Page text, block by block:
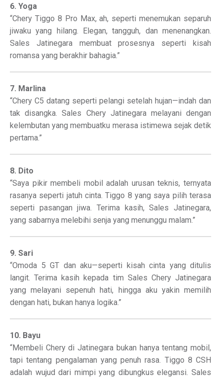
6. Yoga
“Chery Tiggo 8 Pro Max, ah, seperti menemukan separuh
jiwaku yang hilang. Elegan, tangguh, dan menenangkan.
Sales Jatinegara membuat prosesnya seperti kisah
romansa yang berakhir bahagia.”
7. Marlina
“Chery C5 datang seperti pelangi setelah hujan—indah dan
tak disangka. Sales Chery Jatinegara melayani dengan
kelembutan yang membuatku merasa istimewa sejak detik
pertama.”
8. Dito
“Saya pikir membeli mobil adalah urusan teknis, ternyata
rasanya seperti jatuh cinta. Tiggo 8 yang saya pilih terasa
seperti pasangan jiwa. Terima kasih, Sales Jatinegara,
yang sabarnya melebihi senja yang menunggu malam.”
9. Sari
“Omoda 5 GT dan aku—seperti kisah cinta yang ditulis
langit. Terima kasih kepada tim Sales Chery Jatinegara
yang melayani sepenuh hati, hingga aku yakin memilih
dengan hati, bukan hanya logika.”
10. Bayu
“Membeli Chery di Jatinegara bukan hanya tentang mobil,
tapi tentang pengalaman yang penuh rasa. Tiggo 8 CSH
adalah wujud dari mimpi yang dibungkus elegansi. Sales